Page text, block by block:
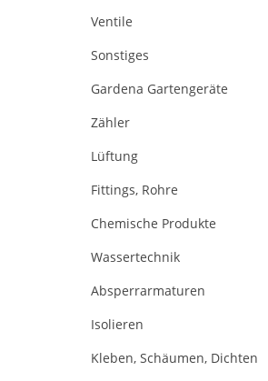
Ventile
Sonstiges
Gardena Gartengeräte
Zähler
Lüftung
Fittings, Rohre
Chemische Produkte
Wassertechnik
Absperrarmaturen
Isolieren
Kleben, Schäumen, Dichten